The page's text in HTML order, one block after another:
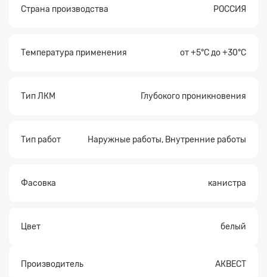
Страна производства РОССИЯ
Температура применения от +5°С до +30°С
Тип ЛКМ Глубокого проникновения
Тип работ Наружные работы, Внутренние работы
Фасовка канистра
Цвет белый
Производитель АКВЕСТ